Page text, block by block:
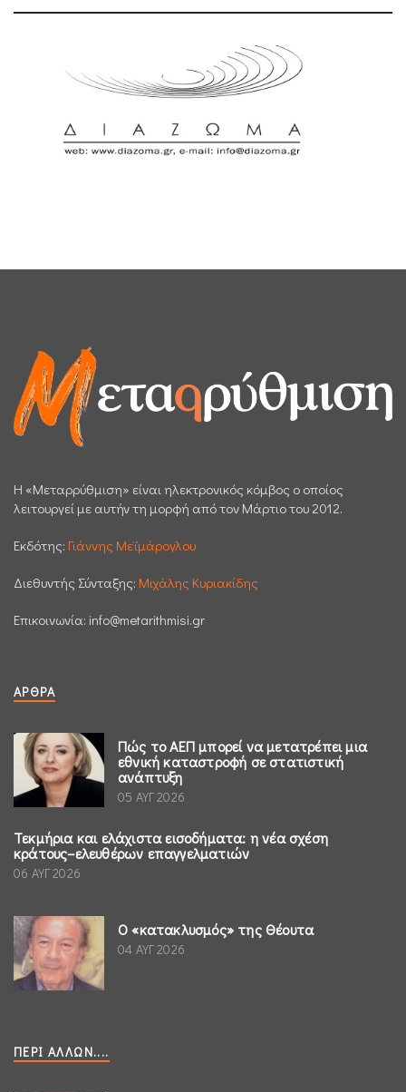
H «Μεταρρύθμιση» είναι ηλεκτρονικός κόμβος ο οποίος
λειτουργεί με αυτήν τη μορφή από τον Μάρτιο του 2012.
Εκδότης: Γιάννης Μεϊμάρογλου
Διεθυντής Σύνταξης: Μιχάλης Κυριακίδης
Επικοινωνία: info@metarithmisi.gr
ΆΡΘΡΑ
Πώς το ΑΕΠ μπορεί να μετατρέπει μια
εθνική καταστροφή σε στατιστική
ανάπτυξη
05 ΑΥΓ 2026
Τεκμήρια και ελάχιστα εισοδήματα: η νέα σχέση
κράτους–ελευθέρων επαγγελματιών
06 ΑΥΓ 2026
Ο «κατακλυσμός» της Θέουτα
04 ΑΥΓ 2026
ΠΕΡΊ ΆΛΛΩΝ....